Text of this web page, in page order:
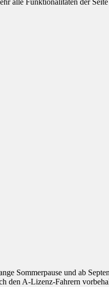
Sommerpause und ab
den A-Lizenz-Fahrern